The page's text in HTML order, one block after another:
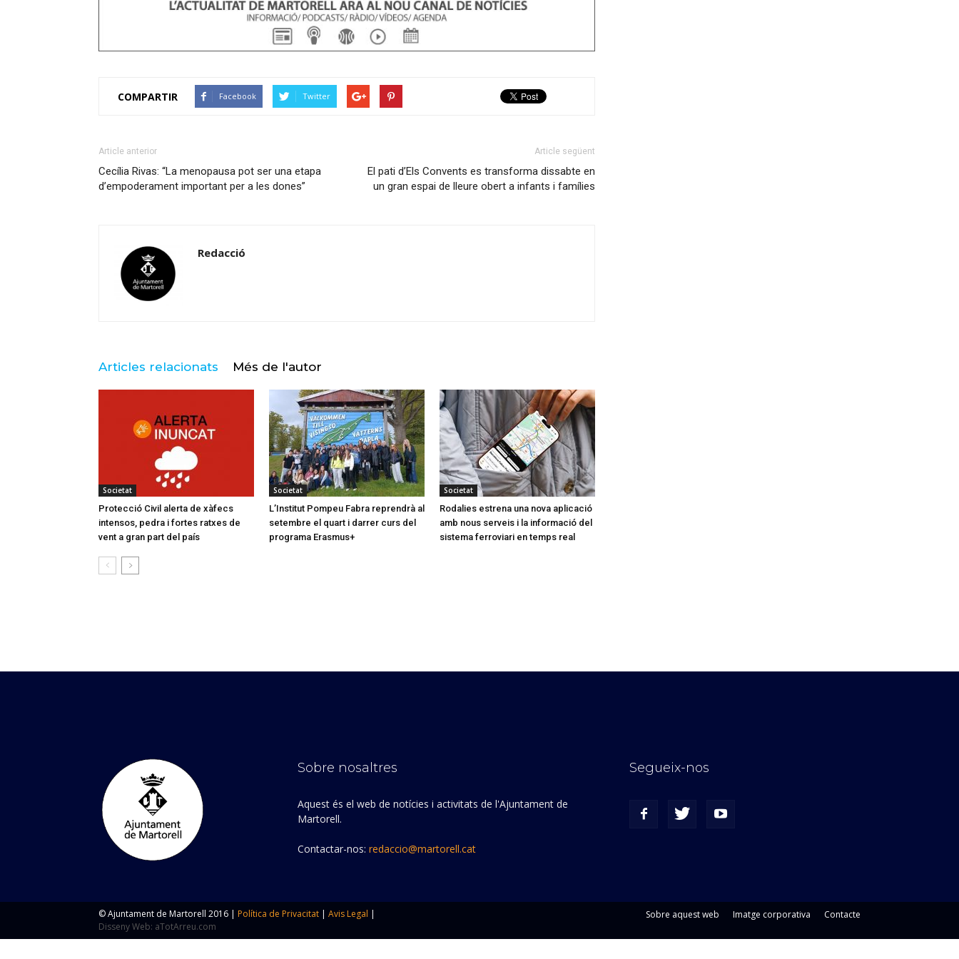
COMPARTIR Facebook Twitter
Article anterior
Cecília Rivas: “La menopausa pot ser una etapa
d’empoderament important per a les dones”
Article següent
El pati d’Els Convents es transforma dissabte en
un gran espai de lleure obert a infants i famílies
Redacció
Articles relacionats Més de l'autor
Societat
Protecció Civil alerta de xàfecs
intensos, pedra i fortes ratxes de
vent a gran part del país
Societat
L’Institut Pompeu Fabra reprendrà al
setembre el quart i darrer curs del
programa Erasmus+
Societat
Rodalies estrena una nova aplicació
amb nous serveis i la informació del
sistema ferroviari en temps real
Sobre nosaltres
Aquest és el web de notícies i activitats de l'Ajuntament de
Martorell.
Contactar-nos: redaccio@martorell.cat
Segueix-nos
Sobre aquest web Imatge corporativa Contacte
© Ajuntament de Martorell 2016 | Política de Privacitat | Avis Legal |
Disseny Web: aTotArreu.com